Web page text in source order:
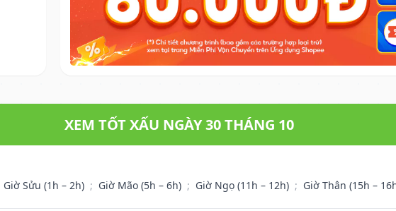
XEM TỐT XẤU NGÀY 30 THÁNG 10
Giờ Sửu (1h – 2h) ; Giờ Mão (5h – 6h) ; Giờ Ngọ (11h – 12h) ; Giờ Thân (15h –